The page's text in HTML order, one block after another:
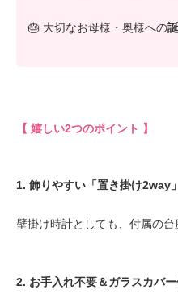
🎂 大切なお母様・奥様への
【 嬉しい2つのポイント 】
1. 飾りやすい「置き掛け2way」
壁掛け時計としても、付属の
2. お手入れ不要＆ガラスカバー